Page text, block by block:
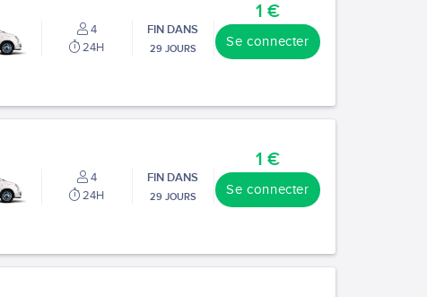
4
24H
FIN DANS
29 JOURS
1 €
Se connecter
4
24H
FIN DANS
29 JOURS
1 €
Se connecter